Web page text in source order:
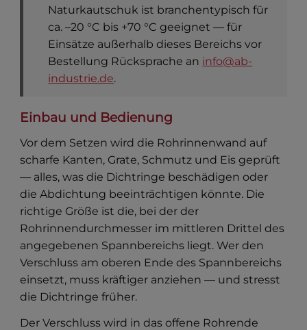
Naturkautschuk ist branchentypisch für
ca. –20 °C bis +70 °C geeignet — für
Einsätze außerhalb dieses Bereichs vor
Bestellung Rücksprache an info@ab-
industrie.de.
Einbau und Bedienung
Vor dem Setzen wird die Rohrinnenwand auf
scharfe Kanten, Grate, Schmutz und Eis geprüft
— alles, was die Dichtringe beschädigen oder
die Abdichtung beeinträchtigen könnte. Die
richtige Größe ist die, bei der der
Rohrinnendurchmesser im mittleren Drittel des
angegebenen Spannbereichs liegt. Wer den
Verschluss am oberen Ende des Spannbereichs
einsetzt, muss kräftiger anziehen — und stresst
die Dichtringe früher.
Der Verschluss wird in das offene Rohrende